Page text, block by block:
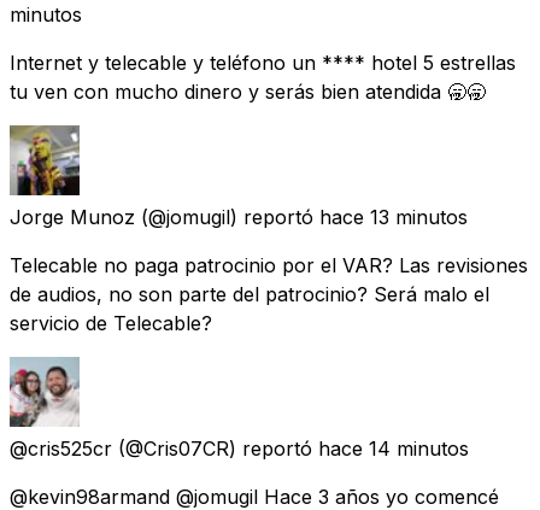
minutos
Internet y telecable y teléfono un **** hotel 5 estrellas
tu ven con mucho dinero y serás bien atendida 🥱🥱
Jorge Munoz (@jomugil) reportó hace 13 minutos
Telecable no paga patrocinio por el VAR? Las revisiones
de audios, no son parte del patrocinio? Será malo el
servicio de Telecable?
@cris525cr (@Cris07CR) reportó hace 14 minutos
@kevin98armand @jomugil Hace 3 años yo comencé